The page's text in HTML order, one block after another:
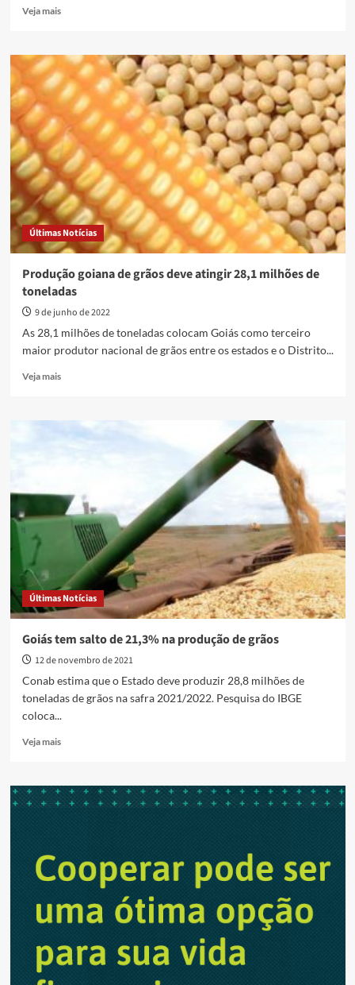
Veja maisRead
Estado
de
Goiás
deve
alcançar
recorde
na
produção
de
grãos
Últimas Notícias
Produção goiana de grãos deve atingir 28,1 milhões de
toneladas
9 de junho de 2022
As 28,1 milhões de toneladas colocam Goiás como terceiro
maior produtor nacional de grãos entre os estados e o Distrito...
Veja maisRead
Produção
atingir
28,1
milhões
toneladas
Últimas Notícias
Goiás tem salto de 21,3% na produção de grãos
12 de novembro de 2021
Conab estima que o Estado deve produzir 28,8 milhões de
toneladas de grãos na safra 2021/2022. Pesquisa do IBGE
coloca...
Veja maisRead
Goiás
tem
na
produção
grãos